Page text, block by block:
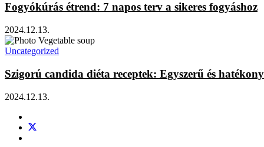
Fogyókúrás étrend: 7 napos terv a sikeres fogyáshoz
2024.12.13.
Uncategorized
Szigorú candida diéta receptek: Egyszerű és
2024.12.13.